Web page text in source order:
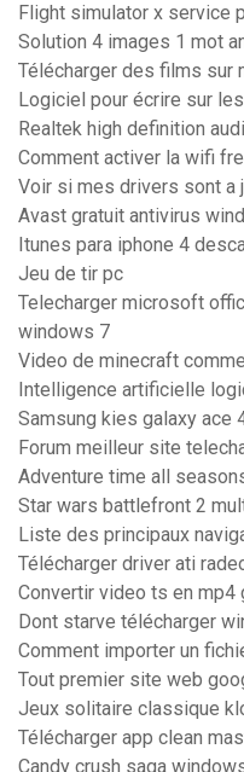
Flight simulator x service
Solution 4 images 1 mot
Télécharger des films sur
Logiciel pour écrire sur
Realtek high definition
Comment activer la wifi
Voir si mes drivers sont a
Avast gratuit antivirus
Itunes para iphone 4
Jeu de tir pc
Telecharger microsoft
windows 7
Video de minecraft
Intelligence artificielle
Samsung kies galaxy ace
Forum meilleur site
Adventure time all
Star wars battlefront 2
Liste des principaux
Télécharger driver ati
Convertir video ts en mp4
Dont starve télécharger
Comment importer un
Tout premier site web
Jeux solitaire classique
Télécharger app clean
Candy crush saga